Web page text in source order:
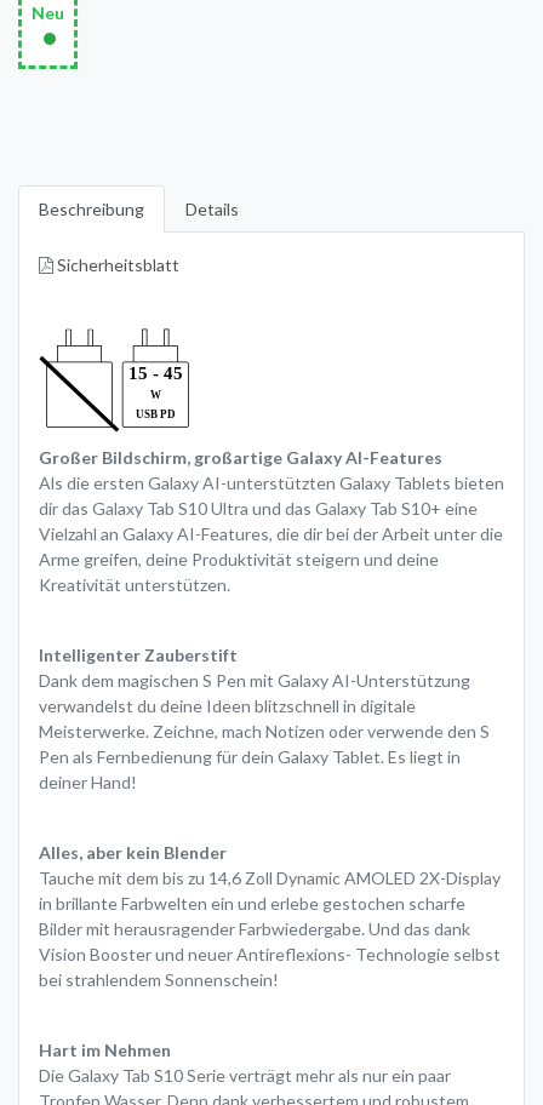
Neu
•
Beschreibung Details
Sicherheitsblatt
Großer Bildschirm, großartige Galaxy AI-Features
Als die ersten Galaxy AI-unterstützten Galaxy Tablets bieten
dir das Galaxy Tab S10 Ultra und das Galaxy Tab S10+ eine
Vielzahl an Galaxy AI-Features, die dir bei der Arbeit unter die
Arme greifen, deine Produktivität steigern und deine
Kreativität unterstützen.
Intelligenter Zauberstift
Dank dem magischen S Pen mit Galaxy AI-Unterstützung
verwandelst du deine Ideen blitzschnell in digitale
Meisterwerke. Zeichne, mach Notizen oder verwende den S
Pen als Fernbedienung für dein Galaxy Tablet. Es liegt in
deiner Hand!
Alles, aber kein Blender
Tauche mit dem bis zu 14,6 Zoll Dynamic AMOLED 2X-Display
in brillante Farbwelten ein und erlebe gestochen scharfe
Bilder mit herausragender Farbwiedergabe. Und das dank
Vision Booster und neuer Antireflexions- Technologie selbst
bei strahlendem Sonnenschein!
Hart im Nehmen
Die Galaxy Tab S10 Serie verträgt mehr als nur ein paar